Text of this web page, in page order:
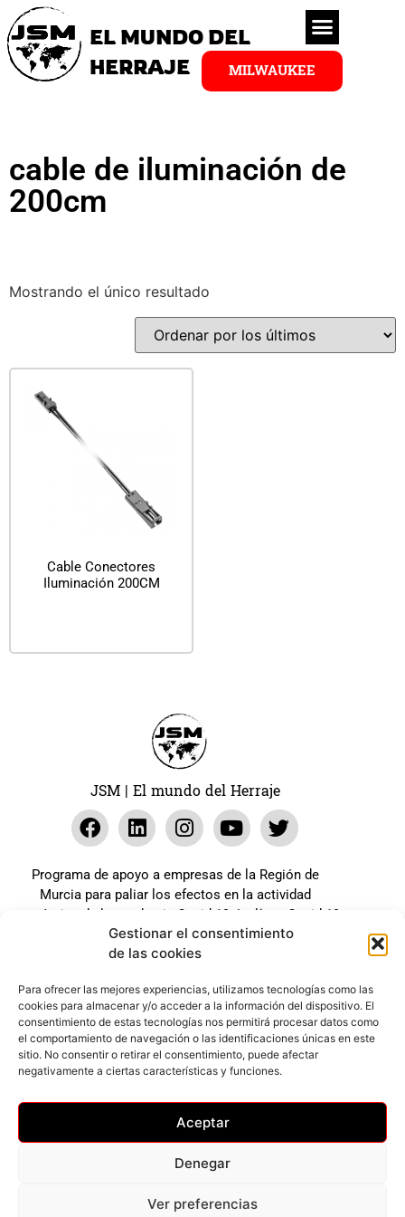
Gestionar el consentimiento
de las cookies
Para ofrecer las mejores experiencias, utilizamos tecnologías como las
cookies para almacenar y/o acceder a la información del dispositivo. El
consentimiento de estas tecnologías nos permitirá procesar datos como
el comportamiento de navegación o las identificaciones únicas en este
sitio. No consentir o retirar el consentimiento, puede afectar
negativamente a ciertas características y funciones.
Aceptar
Denegar
Ver preferencias
EL MUNDO DEL
HERRAJE
MILWAUKEE
cable de iluminación de
200cm
Mostrando el único resultado
Cable Conectores
Iluminación 200CM
JSM | El mundo del Herraje
Programa de apoyo a empresas de la Región de
Murcia para paliar los efectos en la actividad
económica de la pandemia Covid-19. La línea Covid-19
coste cero cofinanciada por la unión europea.
Expediente: 2020.07.COSI.0483
Web desarrollada gracias al Programa Kit Digital
Cofinanciado por los Fondos Next Generation (EU) del
–Accesibilidad–Cookies